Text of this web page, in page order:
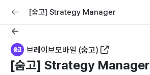
교육 커리어
[숨고] Strategy Manager
브레이브모바일 (숨고)
[숨고] Strategy Manager